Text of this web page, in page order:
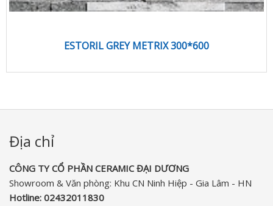
ESTORIL GREY METRIX 300*600
Địa chỉ
CÔNG TY CỔ PHẦN CERAMIC ĐẠI DƯƠNG​
Showroom & Văn phòng: Khu CN Ninh Hiệp - Gia Lâm - HN
Hotline: 02432011830‬